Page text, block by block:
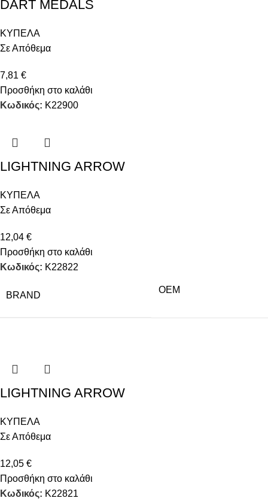
DART MEDALS
ΚΥΠΕΛΑ
Σε Απόθεμα
7,81 €
Προσθήκη στο καλάθι
Κωδικός: Κ22900
LIGHTNING ARROW
ΚΥΠΕΛΑ
Σε Απόθεμα
12,04 €
Προσθήκη στο καλάθι
Κωδικός: Κ22822
BRAND
OEM
LIGHTNING ARROW
ΚΥΠΕΛΑ
Σε Απόθεμα
12,05 €
Προσθήκη στο καλάθι
Κωδικός: Κ22821